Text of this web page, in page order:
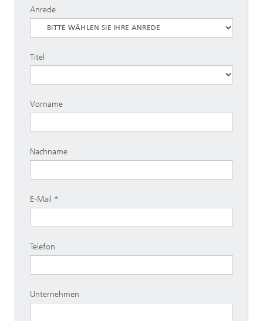
Anrede
Titel
Vorname
Nachname
E-Mail
Telefon
Unternehmen